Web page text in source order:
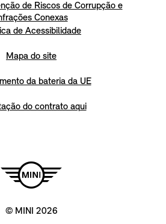
de Riscos de Corrupção e
Conexas
de Acessibilidade
Mapa do site
da bateria da UE
do contrato aqui
© MINI 2026